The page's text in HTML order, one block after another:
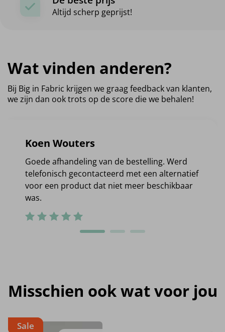
Altijd scherp geprijst!
Wat vinden anderen?
Bij Big in Fabric krijgen we graag feedback van klanten,
we zijn dan ook trots op de score die we behalen!
Koen Wouters
Goede afhandeling van de bestelling. Werd
telefonisch gecontacteerd met een alternatief
voor een product dat niet meer beschikbaar
was.
Misschien ook wat voor jou
Sale